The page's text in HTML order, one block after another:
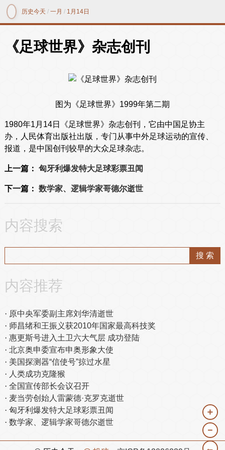
历史今天 /一月 / 1月14日
《足球世界》杂志创刊
图为《足球世界》1999年第二期
1980年1月14日《足球世界》杂志创刊，它由中国足协主
办，人民体育出版社出版，专门从事中外足球运动的宣传、
报道，是中国创刊较早的大众足球杂志。
上一篇： 匈牙利爆发特大足球彩票丑闻
下一篇： 数学家、逻辑学家哥德尔逝世
内容搜索
内容推荐
原中央军委副主席刘华清逝世
师昌绪和王振义获2010年国家最高科技奖
惠更斯号进入土卫六大气层 成功登陆
北京奥申委宣布申奥形象大使
美国探测器“信使号”掠过水星
人类成功克隆猴
全国宣传部长会议召开
麦当劳创始人雷蒙德·克罗克逝世
匈牙利爆发特大足球彩票丑闻
数学家、逻辑学家哥德尔逝世
＋
－
←